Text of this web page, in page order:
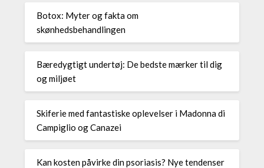
Botox: Myter og fakta om
skønhedsbehandlingen
Bæredygtigt undertøj: De bedste mærker til dig
og miljøet
Skiferie med fantastiske oplevelser i Madonna di
Campiglio og Canazei
Kan kosten påvirke din psoriasis? Nye tendenser